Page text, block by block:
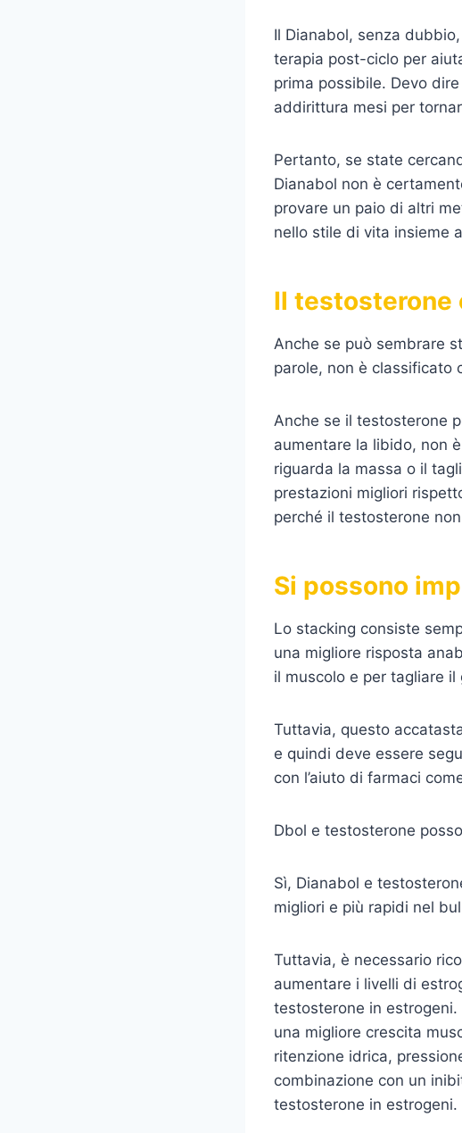
Il Dianabol, senza
terapia post-ciclo per
prima possibile. Devo
addirittura mesi per
Pertanto, se state
Dianabol non è
provare un paio di altri
nello stile di vita insieme
Il testosterone
Anche se può sembrare
parole, non è classificato
Anche se il testosterone
aumentare la libido, non
riguarda la massa o il
prestazioni migliori
perché il testosterone
Si possono
Lo stacking consiste
una migliore risposta
il muscolo e per tagliare il
Tuttavia, questo
e quindi deve essere
con l’aiuto di farmaci
Dbol e testosterone
Sì, Dianabol e
migliori e più rapidi nel
Tuttavia, è necessario
aumentare i livelli di
testosterone in
una migliore crescita
ritenzione idrica,
combinazione con un
testosterone in estrogeni.